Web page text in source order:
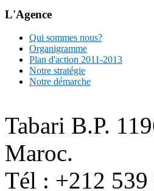
L'Agence
Qui sommes nous?
Organigramme
Plan d'action 2011-2013
Notre stratégie
Notre démarche
Tabari B.P.
Maroc.
Tél : +212